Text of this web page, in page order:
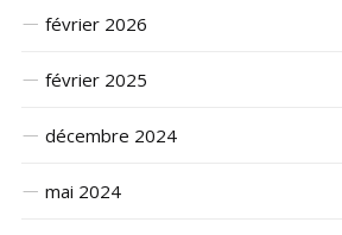
février 2026
février 2025
décembre 2024
mai 2024